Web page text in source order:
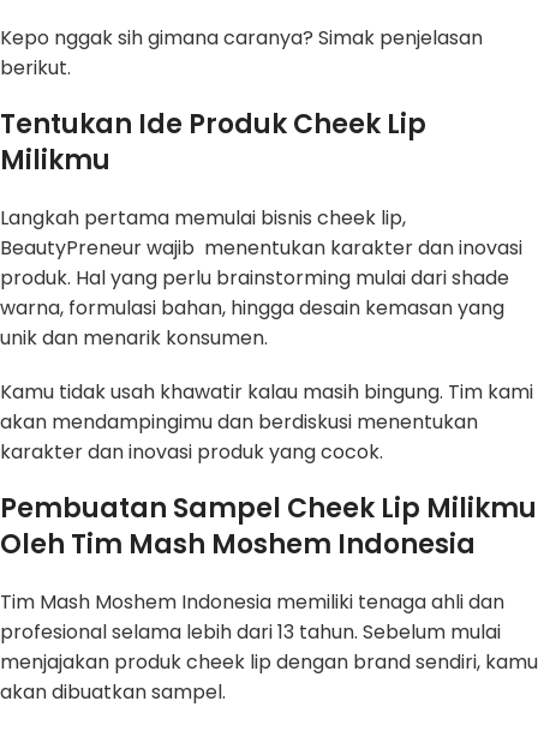
Kepo nggak sih gimana caranya? Simak penjelasan
berikut.
Tentukan Ide Produk Cheek Lip
Milikmu
Langkah pertama memulai bisnis cheek lip,
BeautyPreneur wajib menentukan karakter dan inovasi
produk. Hal yang perlu brainstorming mulai dari shade
warna, formulasi bahan, hingga desain kemasan yang
unik dan menarik konsumen.
Kamu tidak usah khawatir kalau masih bingung. Tim kami
akan mendampingimu dan berdiskusi menentukan
karakter dan inovasi produk yang cocok.
Pembuatan Sampel Cheek Lip Milikmu
Oleh Tim Mash Moshem Indonesia
Tim Mash Moshem Indonesia memiliki tenaga ahli dan
profesional selama lebih dari 13 tahun. Sebelum mulai
menjajakan produk cheek lip dengan brand sendiri, kamu
akan dibuatkan sampel.